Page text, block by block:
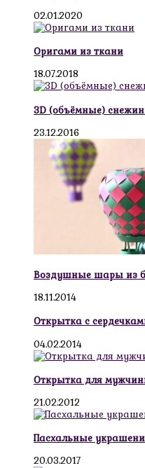
02.01.2020
Оригами из ткани
18.07.2018
3D (объёмные)
23.12.2016
Воздушные шары из
18.11.2014
Открытка с
04.02.2014
Открытка для
21.02.2012
Пасхальные
20.03.2017